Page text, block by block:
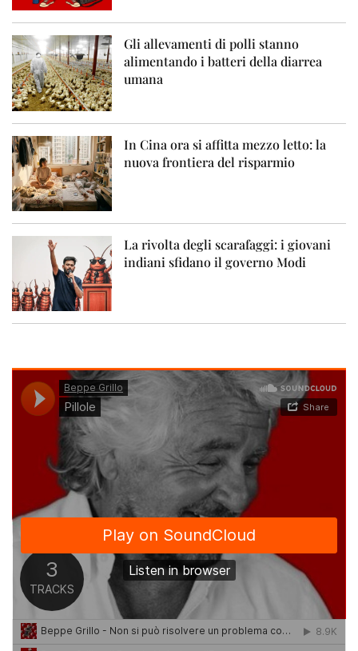
Gli allevamenti di polli stanno
alimentando i batteri della diarrea
umana
In Cina ora si affitta mezzo letto: la
nuova frontiera del risparmio
La rivolta degli scarafaggi: i giovani
indiani sfidano il governo Modi